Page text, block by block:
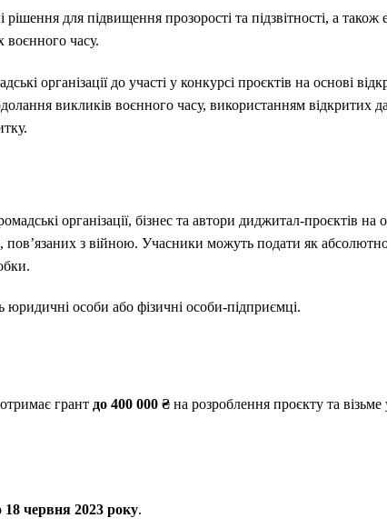
для підвищення прозорості та підзвітності, а
воєнного часу.
організації до участі у конкурсі проєктів на основі
викликів воєнного часу, використанням відкритих
організації, бізнес та автори диджитал-проєктів на
пов’язаних з війною. Учасники можуть подати як
юридичні особи або фізичні особи-підприємці.
грант до 400 000 ₴ на розроблення проєкту та візьме
18 червня 2023 року.